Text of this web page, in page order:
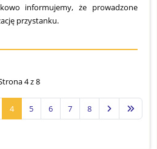
informujemy, że prowadzone
przystanku.
4 z 8
4 5 6 7 8